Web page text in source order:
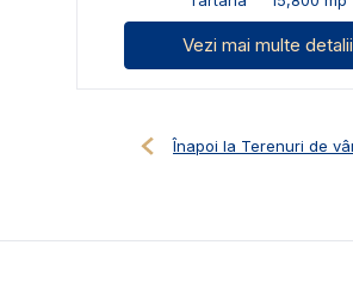
Vezi mai multe detalii
Înapoi la Terenuri de